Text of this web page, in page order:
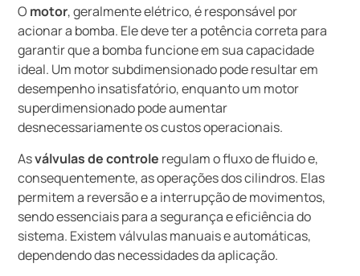
O motor, geralmente elétrico, é responsável por
acionar a bomba. Ele deve ter a potência correta para
garantir que a bomba funcione em sua capacidade
ideal. Um motor subdimensionado pode resultar em
desempenho insatisfatório, enquanto um motor
superdimensionado pode aumentar
desnecessariamente os custos operacionais.
Asválvulas de controle regulam o fluxo de fluido e,
consequentemente, as operações dos cilindros. Elas
permitem a reversão e a interrupção de movimentos,
sendo essenciais para a segurança e eficiência do
sistema. Existem válvulas manuais e automáticas,
dependendo das necessidades da aplicação.